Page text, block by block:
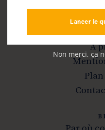
A
Lancer le
Non merci, ça